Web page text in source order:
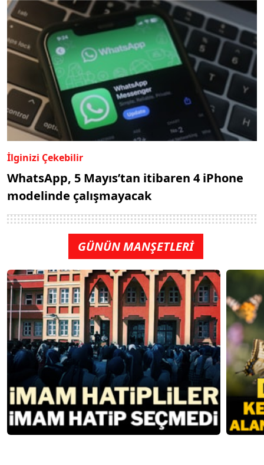
İlginizi Çekebilir
WhatsApp, 5 Mayıs’tan itibaren 4 iPhone
modelinde çalışmayacak
GÜNÜN MANŞETLERİ